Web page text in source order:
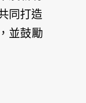
同打造
並鼓勵